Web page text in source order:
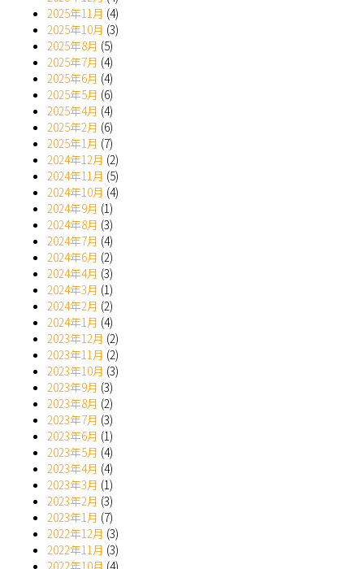
2025年11月 (4)
2025年10月 (3)
2025年8月 (5)
2025年7月 (4)
2025年6月 (4)
2025年5月 (6)
2025年4月 (4)
2025年2月 (6)
2025年1月 (7)
2024年12月 (2)
2024年11月 (5)
2024年10月 (4)
2024年9月 (1)
2024年8月 (3)
2024年7月 (4)
2024年6月 (2)
2024年4月 (3)
2024年3月 (1)
2024年2月 (2)
2024年1月 (4)
2023年12月 (2)
2023年11月 (2)
2023年10月 (3)
2023年9月 (3)
2023年8月 (2)
2023年7月 (3)
2023年6月 (1)
2023年5月 (4)
2023年4月 (4)
2023年3月 (1)
2023年2月 (3)
2023年1月 (7)
2022年12月 (3)
2022年11月 (3)